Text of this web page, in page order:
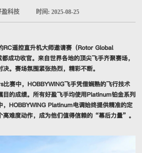
科技 时间: 2025-08-25
RC遥控直升机大师邀请赛（Rotor Global
成功收官。来自世界各地的顶尖飞手齐聚赛场，
。赛场氛围紧张热烈，精彩不断。
赛中，HOBBYWING飞手凭借娴熟的飞行技术
目的成绩。所有好盈飞手均使用Platinum铂金系列
，HOBBYWING Platinum电调始终提供精准的定
高难度动作，成为他们值得信赖的“幕后力量”。